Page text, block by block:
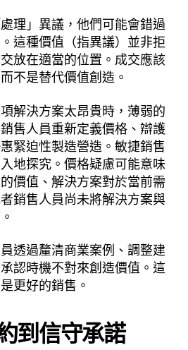
理」異議，他們可能會錯過
這種價值（指異議）並非拒
放在適當的位置。成交應該
不是替代價值創造。
解決方案太昂貴時，薄弱的
售人員重新定義價格、辯護
緊迫性製造營造。敏捷銷售
地探究。價格疑慮可能意味
價值、解決方案對於當前需
銷售人員尚未將解決方案與
透過釐清商業案例、調整建
認時機不對來創造價值。這
更好的銷售。
到信守承諾